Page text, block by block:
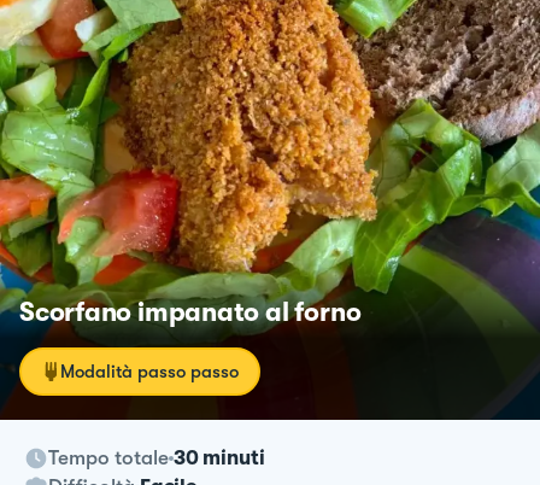
Scorfano impanato al forno
Modalità passo passo
Tempo totale 30 minuti